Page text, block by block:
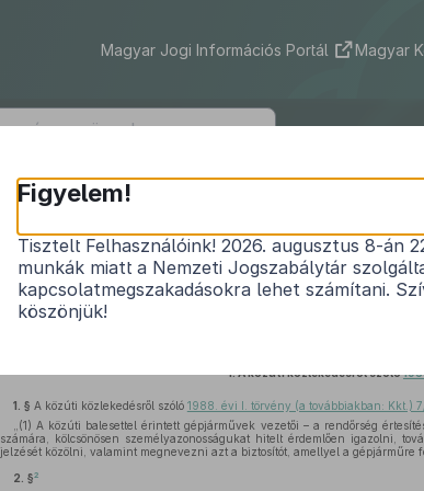
Magyar Jogi Információs Portál Magyar
2013. évi
az egyes közúti közlekedést érintő
Egyszerűsítési Programjával
1.A közúti közlekedésről szóló
1. § A közúti közlekedésről szóló 1988. évi I. törvény (a továbbiakban: Kkt.)
„(1) A közúti balesettel érintett gépjárművek vezetői – a rendőrség
számára, kölcsönösen személyazonosságukat hitelt érdemlően igazolni,
jelzését közölni, valamint megnevezni azt a biztosítót, amellyel a gépjárműre
2. §2
Figyelem!
Tisztelt Felhasználóink! 2026. augusztus 8-án
munkák miatt a Nemzeti Jogszabálytár
kapcsolatmegszakadásokra lehet számítani.
köszönjük!